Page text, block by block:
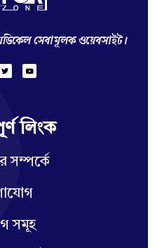
সেবামূলক ওয়েবসাইট।
লিংক
সম্পর্কে
সমূহ